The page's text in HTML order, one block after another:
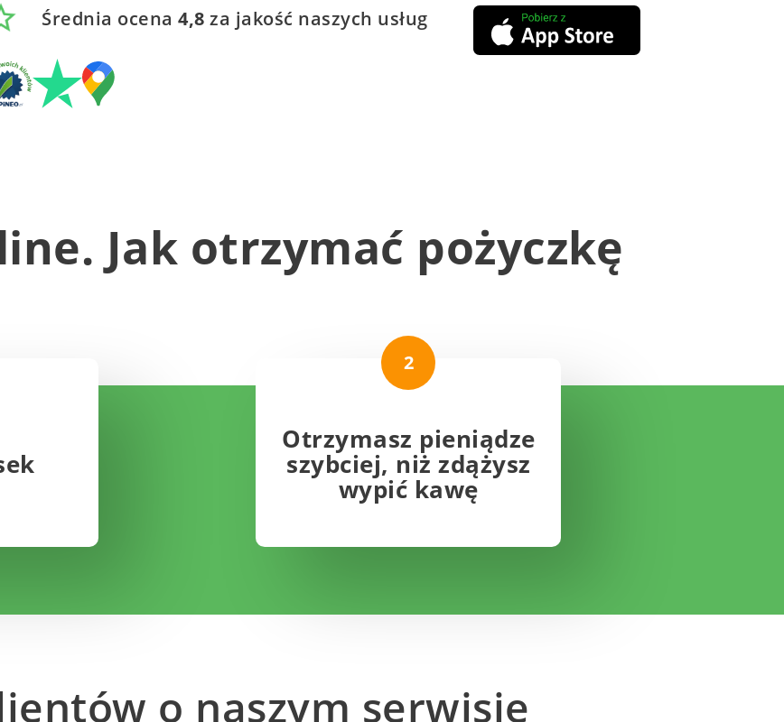
Średnia ocena 4,8 za jakość naszych usług
Jak otrzymać pożyczkę
2
Otrzymasz pieniądze
szybciej, niż zdążysz
wypić kawę
o naszym serwisie